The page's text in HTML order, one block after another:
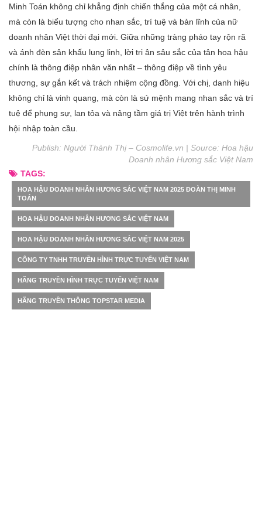
Minh Toán không chỉ khẳng định chiến thắng của một cá nhân,
mà còn là biểu tượng cho nhan sắc, trí tuệ và bản lĩnh của nữ
doanh nhân Việt thời đại mới. Giữa những tràng pháo tay rộn rã
và ánh đèn sân khấu lung linh, lời tri ân sâu sắc của tân hoa hậu
chính là thông điệp nhân văn nhất – thông điệp về tình yêu
thương, sự gắn kết và trách nhiệm cộng đồng. Với chị, danh hiệu
không chỉ là vinh quang, mà còn là sứ mệnh mang nhan sắc và trí
tuệ để phụng sự, lan tỏa và nâng tầm giá trị Việt trên hành trình
hội nhập toàn cầu.
Publish: Người Thành Thị – Cosmolife.vn | Source: Hoa hậu
Doanh nhân Hương sắc Việt Nam
TAGS:
HOA HẬU DOANH NHÂN HƯƠNG SẮC VIỆT NAM 2025 ĐOÀN THỊ MINH
TOÁN
HOA HẬU DOANH NHÂN HƯƠNG SẮC VIỆT NAM
HOA HẬU DOANH NHÂN HƯƠNG SẮC VIỆT NAM 2025
CÔNG TY TNHH TRUYỀN HÌNH TRỰC TUYẾN VIỆT NAM
HÃNG TRUYỀN HÌNH TRỰC TUYẾN VIỆT NAM
HÃNG TRUYỀN THÔNG TOPSTAR MEDIA